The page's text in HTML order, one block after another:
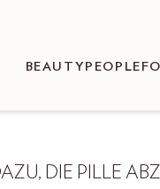
BEAUTY PEOPLE
DIE PILLE